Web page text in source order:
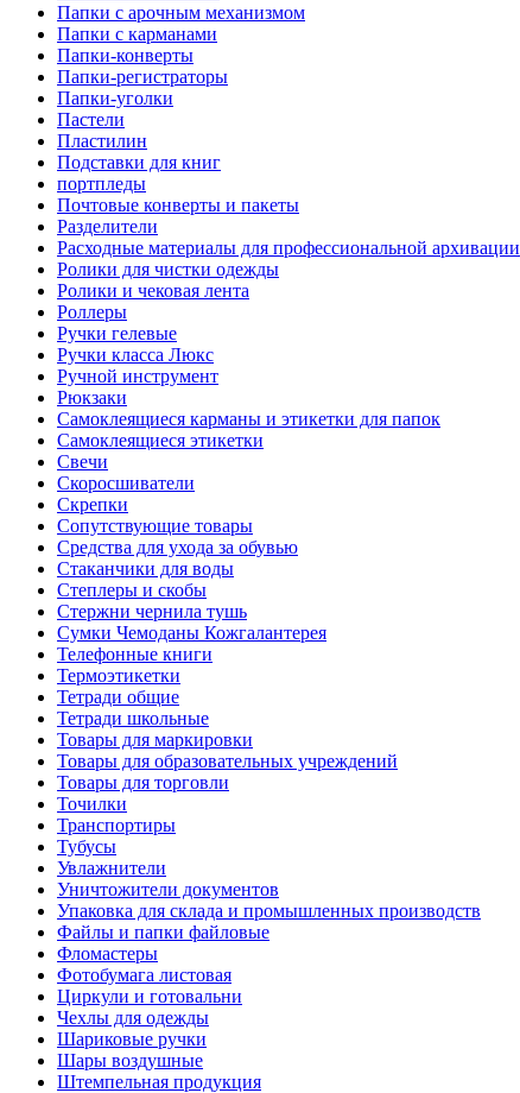
Папки с арочным механизмом
Папки с карманами
Папки-конверты
Папки-регистраторы
Папки-уголки
Пастели
Пластилин
Подставки для книг
портпледы
Почтовые конверты и пакеты
Разделители
Расходные материалы для профессиональной архивации
Ролики для чистки одежды
Ролики и чековая лента
Роллеры
Ручки гелевые
Ручки класса Люкс
Ручной инструмент
Рюкзаки
Самоклеящиеся карманы и этикетки для папок
Самоклеящиеся этикетки
Свечи
Скоросшиватели
Скрепки
Сопутствующие товары
Средства для ухода за обувью
Стаканчики для воды
Степлеры и скобы
Стержни чернила тушь
Сумки Чемоданы Кожгалантерея
Телефонные книги
Термоэтикетки
Тетради общие
Тетради школьные
Товары для маркировки
Товары для образовательных учреждений
Товары для торговли
Точилки
Транспортиры
Тубусы
Увлажнители
Уничтожители документов
Упаковка для склада и промышленных производств
Файлы и папки файловые
Фломастеры
Фотобумага листовая
Циркули и готовальни
Чехлы для одежды
Шариковые ручки
Шары воздушные
Штемпельная продукция